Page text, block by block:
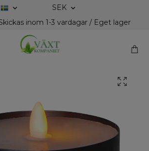
SEK
inom 1-3 vardagar / Eget lager